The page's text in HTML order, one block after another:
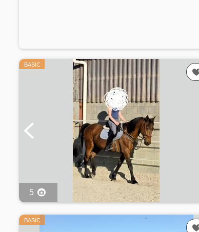
BASIC
5
BASIC